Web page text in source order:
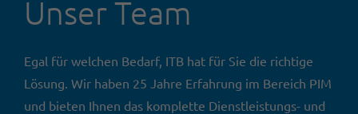
Unser Team
Egal für welchen Bedarf, ITB hat für Sie die richtige
Lösung. Wir haben 25 Jahre Erfahrung im Bereich PIM
und bieten Ihnen das komplette Dienstleistungs- und